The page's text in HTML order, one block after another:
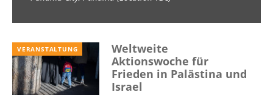
VERANSTALTUNG
Weltweite
Aktionswoche für
Frieden in Palästina und
Israel